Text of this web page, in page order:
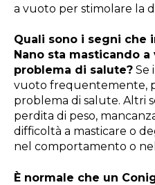
a vuoto per stimolare la
Quali sono i segni che
Nano sta masticando
problema di salute? Se
vuoto frequentemente,
problema di salute. Altri
perdita di peso,
difficoltà a masticare o
nel comportamento o
È normale che un